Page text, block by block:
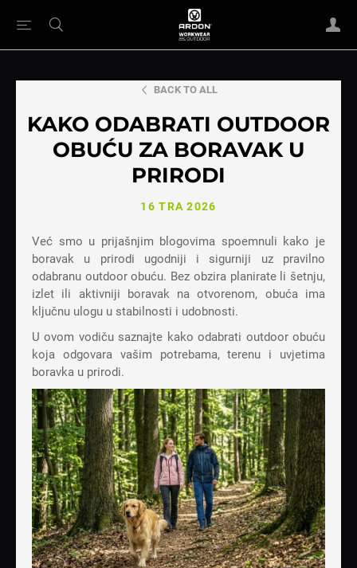
BACK TO ALL
KAKO ODABRATI OUTDOOR
OBUĆU ZA BORAVAK U
PRIRODI
16 TRA 2026
Već smo u prijašnjim blogovima spoemnuli kako je
boravak u prirodi ugodniji i sigurniji uz pravilno
odabranu outdoor obuću. Bez obzira planirate li šetnju,
izlet ili aktivniji boravak na otvorenom, obuća ima
ključnu ulogu u stabilnosti i udobnosti.
U ovom vodiču saznajte kako odabrati outdoor obuću
koja odgovara vašim potrebama, terenu i uvjetima
boravka u prirodi.